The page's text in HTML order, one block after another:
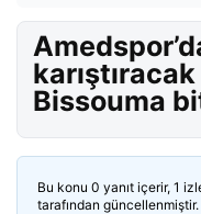
Bissouma
Bu konu 0 yanıt içerir, 1
tarafından güncellenmiştir.